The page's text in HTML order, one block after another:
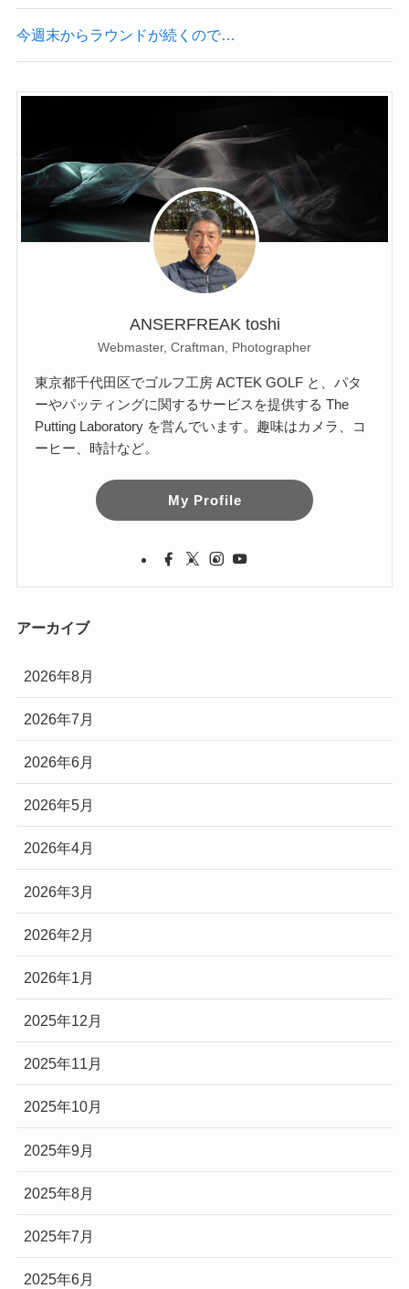
今週末からラウンドが続くので…
ANSERFREAK toshi
Webmaster, Craftman, Photographer
東京都千代田区でゴルフ工房 ACTEK GOLF と、パタ
ーやパッティングに関するサービスを提供する The
Putting Laboratory を営んでいます。趣味はカメラ、コ
ーヒー、時計など。
My Profile
アーカイブ
2026年8月
2026年7月
2026年6月
2026年5月
2026年4月
2026年3月
2026年2月
2026年1月
2025年12月
2025年11月
2025年10月
2025年9月
2025年8月
2025年7月
2025年6月